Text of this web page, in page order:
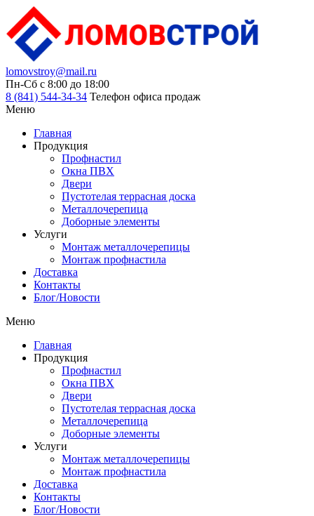
lomovstroy@mail.ru
Пн-Cб с 8:00 до 18:00
8 (841) 544-34-34 Телефон офиса продаж
Меню
Главная
Продукция
Профнастил
Окна ПВХ
Двери
Пустотелая террасная доска
Металлочерепица
Доборные элементы
Услуги
Монтаж металлочерепицы
Монтаж профнастила
Доставка
Контакты
Блог/Новости
Меню
Главная
Продукция
Профнастил
Окна ПВХ
Двери
Пустотелая террасная доска
Металлочерепица
Доборные элементы
Услуги
Монтаж металлочерепицы
Монтаж профнастила
Доставка
Контакты
Блог/Новости